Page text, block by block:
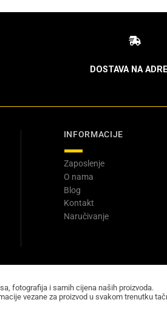
DOSTAVA NA
INFORMACIJE
Zaposlenje
O nama
Blog
Kontakt
Naručivanje
fotografija i samih cijena naših proizvoda.
vezane za proizvod u svakom trenutku